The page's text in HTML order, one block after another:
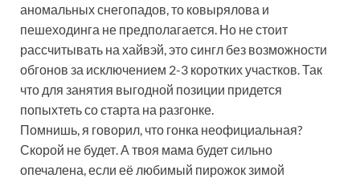
аномальных снегопадов, то ковырялова и
пешеходинга не предполагается. Но не стоит
рассчитывать на хайвэй, это сингл без возможности
обгонов за исключением 2-3 коротких участков. Так
что для занятия выгодной позиции придется
попыхтеть со старта на разгонке.
Помнишь, я говорил, что гонка неофициальная?
Скорой не будет. А твоя мама будет сильно
опечалена, если её любимый пирожок зимой